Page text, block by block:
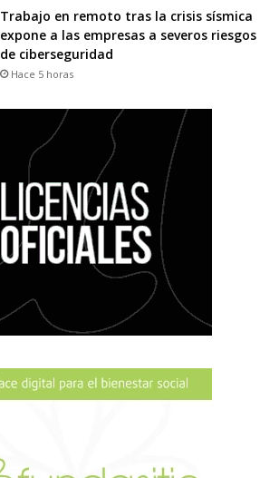
Trabajo en remoto tras la crisis sísmica
expone a las empresas a severos riesgos
de ciberseguridad
Hace 5 horas